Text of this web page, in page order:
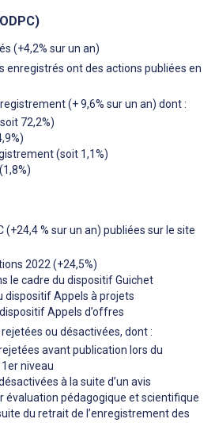
(+4,2% sur un an)
enregistrés ont des actions publiées en
(+ 9,6% sur un an) dont :
72,2%)
(soit 1,1%)
(+24,4 % sur un an) publiées sur le site
2022 (+24,5%)
le cadre du dispositif Guichet
dispositif Appels à projets
Appels d’offres
ou désactivées, dont :
avant publication lors du
niveau
à la suite d’un avis
évaluation pédagogique et scientifique
du retrait de l’enregistrement des